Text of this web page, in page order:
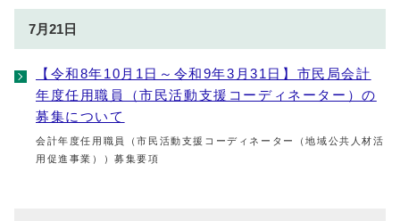
7月21日
【令和8年10月1日～令和9年3月31日】市民局会計
年度任用職員（市民活動支援コーディネーター）の
募集について
会計年度任用職員（市民活動支援コーディネーター（地域公共人材活
用促進事業））募集要項